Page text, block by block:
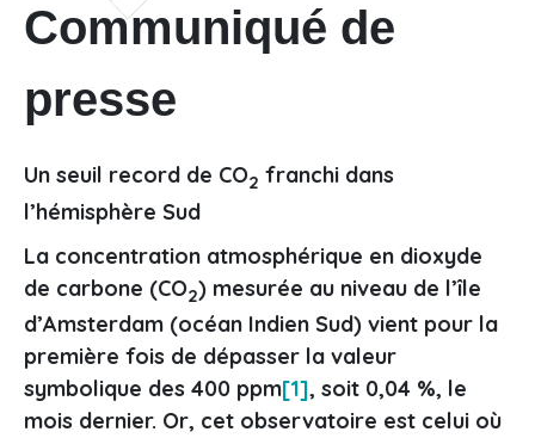
Communiqué de
presse
Un seuil record de CO2 franchi dans
l’hémisphère Sud
La concentration atmosphérique en dioxyde
de carbone (CO2) mesurée au niveau de l’île
d’Amsterdam (océan Indien Sud) vient pour la
première fois de dépasser la valeur
symbolique des 400 ppm[1], soit 0,04 %, le
mois dernier. Or, cet observatoire est celui où